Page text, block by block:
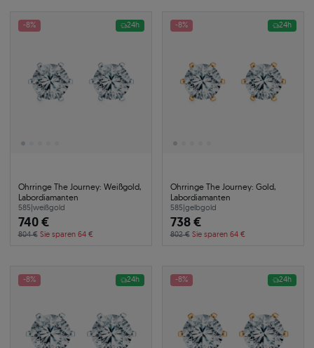
-8% 24h
Ohrringe The Journey: Weißgold,
Labordiamanten
585|weißgold
740 €
804 € Sie sparen 64 €
-8% 24h
Ohrringe The Journey: Gold,
Labordiamanten
585|gelbgold
738 €
802 € Sie sparen 64 €
-8% 24h -8% 24h